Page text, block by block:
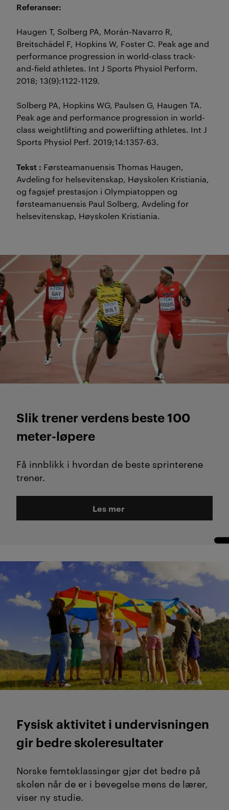
Referanser:
Haugen T, Solberg PA, Morán-Navarro R,
Breitschädel F, Hopkins W, Foster C. Peak age and
performance progression in world-class track-
and-field athletes. Int J Sports Physiol Perform.
2018; 13(9):1122-1129.
Solberg PA, Hopkins WG, Paulsen G, Haugen TA.
Peak age and performance progression in world-
class weightlifting and powerlifting athletes. Int J
Sports Physiol Perf. 2019;14:1357-63.
Tekst : Førsteamanuensis Thomas Haugen,
Avdeling for helsevitenskap, Høyskolen Kristiania,
og fagsjef prestasjon i Olympiatoppen og
førsteamanuensis Paul Solberg, Avdeling for
helsevitenskap, Høyskolen Kristiania.
Les også nederst
Slik trener verdens beste 100
meter-løpere
Få innblikk i hvordan de beste sprinterene
trener.
Les mer
Fysisk aktivitet i undervisningen
gir bedre skoleresultater
Norske femteklassinger gjør det bedre på
skolen når de er i bevegelse mens de lærer,
viser ny studie.